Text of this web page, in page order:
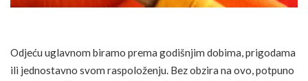
Odjeću uglavnom biramo prema godišnjim dobima, prigodama
ili jednostavno svom raspoloženju. Bez obzira na ovo, potpuno